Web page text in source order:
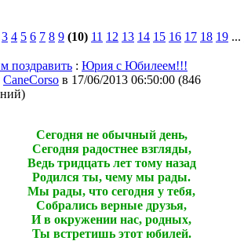
3 4 5 6 7 8 9 (10) 11 12 13 14 15 16 17 18 19 ...
поздравить : Юрия с Юбилеем!!!
CaneCorso в 17/06/2013 06:50:00 (846
)
Сегодня не обычный день,
Сегодня радостнее взгляды,
Ведь тридцать лет тому назад
Родился ты, чему мы рады.
Мы рады, что сегодня у тебя,
Собрались верные друзья,
И в окружении нас, родных,
Ты встретишь этот юбилей.